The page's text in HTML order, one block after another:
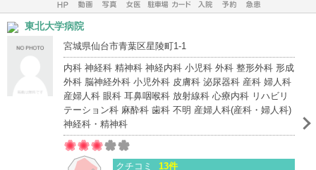
ホームペ
ージ
動画 写真 女医 駐車場
クレジッ
入院 予約 急患
東北大学病院
宮城県仙台市青葉区星陵町1-1
内科 神経科 精神科 神経内科 小児科 外科 整形外科 形成
外科 脳神経外科 小児外科 皮膚科 泌尿器科 産科 婦人科
産婦人科 眼科 耳鼻咽喉科 放射線科 心療内科 リハビリ
テーション科 麻酔科 歯科 不明 産婦人科(産科・婦人科)
神経科・精神科
クチコミ 13件